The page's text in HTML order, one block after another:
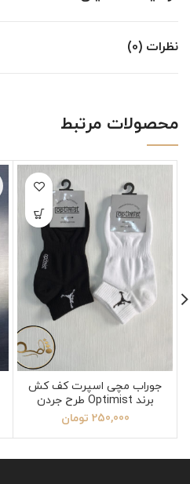
نظرات (0)
محصولات مرتبط
جوراب مچی اسپرت کف کش
برند Optimist طرح جردن
250,000 تومان